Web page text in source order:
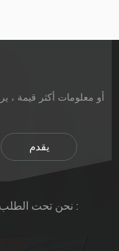
نحن تحت الطلب على مدار الساعة طوال أيام الأسبوع :